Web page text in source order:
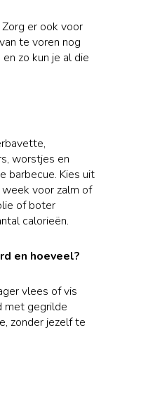
er ook voor
te voren nog
zo kun je al die
worstjes en
barbecue. Kies uit
voor zalm of
of boter
calorieën.
en hoeveel?
vlees of vis
met gegrilde
zonder jezelf te